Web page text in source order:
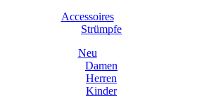
Accessoires
Strümpfe
Neu
Damen
Herren
Kinder